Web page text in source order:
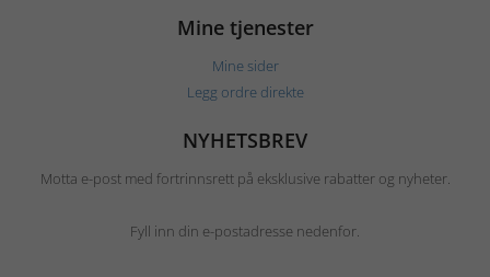
Mine tjenester
Mine sider
Legg ordre direkte
NYHETSBREV
Motta e-post med fortrinnsrett på eksklusive rabatter og nyheter.
Fyll inn din e-postadresse nedenfor.